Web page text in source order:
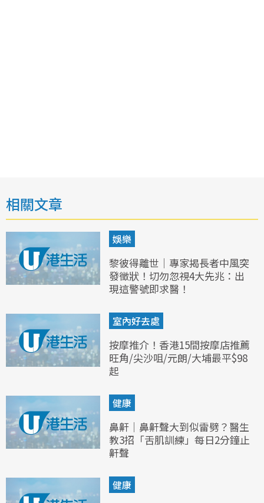
相關文章
娛樂
黎彼得離世｜專家揭長者中風突
發徵狀！切勿忽視4大先兆：出
現這警號即求醫！
室內好去處
按摩推介！香港15間按摩店推薦
旺角/尖沙咀/元朗/大埔最平$98
起
健康
鼻鼾｜鼻鼾聲大到似雷劈？醫生
教3招「舌肌訓練」每日2分鐘止
鼾聲
健康